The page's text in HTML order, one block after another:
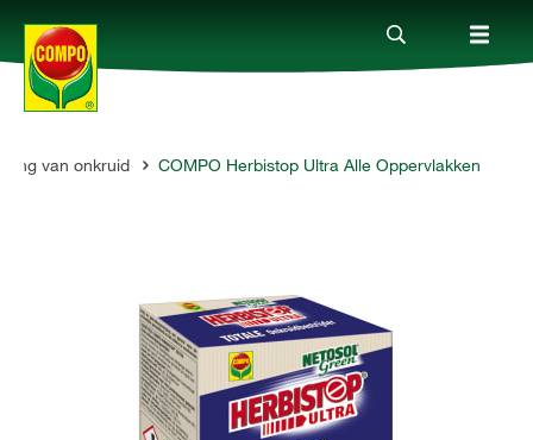
Producten
van onkruid COMPO Herbistop Ultra Alle Oppervlakken